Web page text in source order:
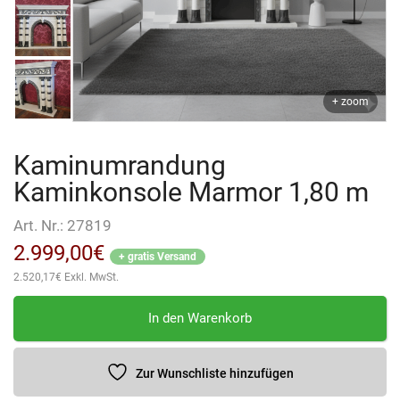
+ zoom
Kaminumrandung
Kaminkonsole Marmor 1,80 m
Art. Nr.: 27819
2.999,00€
+ gratis Versand
2.520,17€ Exkl. MwSt.
Kaminumrandung
Marmor
m
In den Warenkorb
Zur Wunschliste hinzufügen